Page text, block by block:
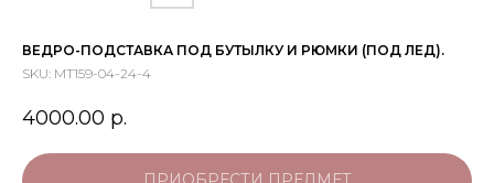
ВЕДРО-ПОДСТАВКА ПОД БУТЫЛКУ И РЮМКИ (ПОД ЛЕД).
SKU: МТ159-04-24-4
4000.00 р.